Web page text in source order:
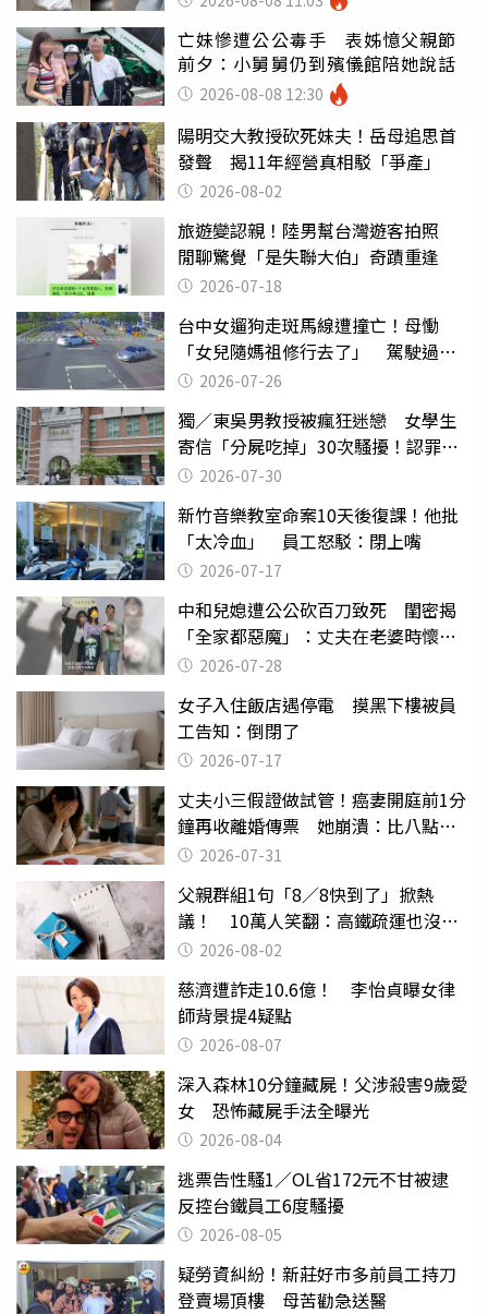
亡妹慘遭公公毒手 表姊憶父親節
前夕：小舅舅仍到殯儀館陪她說話
2026-08-08 12:30
陽明交大教授砍死妹夫！岳母追思首
發聲 揭11年經營真相駁「爭產」
2026-08-02
旅遊變認親！陸男幫台灣遊客拍照
閒聊驚覺「是失聯大伯」奇蹟重逢
2026-07-18
台中女遛狗走斑馬線遭撞亡！母慟
「女兒隨媽祖修行去了」 駕駛過失
致死判9月
2026-07-26
獨／東吳男教授被瘋狂迷戀 女學生
寄信「分屍吃掉」30次騷擾！認罪免
關 2026-07-30
新竹音樂教室命案10天後復課！他批
「太冷血」 員工怒駁：閉上嘴
2026-07-17
中和兒媳遭公公砍百刀致死 閨密揭
「全家都惡魔」：丈夫在老婆時懷孕
摔東西
2026-07-28
女子入住飯店遇停電 摸黑下樓被員
工告知：倒閉了
2026-07-17
丈夫小三假證做試管！癌妻開庭前1分
鐘再收離婚傳票 她崩潰：比八點檔
還扯2026-07-31
父親群組1句「8／8快到了」掀熱
議！ 10萬人笑翻：高鐵疏運也沒列
父親節
2026-08-02
慈濟遭詐走10.6億！ 李怡貞曝女律
師背景提4疑點
2026-08-07
深入森林10分鐘藏屍！父涉殺害9歲愛
女 恐怖藏屍手法全曝光
2026-08-04
逃票告性騷1／OL省172元不甘被逮
反控台鐵員工6度騷擾
2026-08-05
疑勞資糾紛！新莊好市多前員工持刀
登賣場頂樓 母苦勸急送醫